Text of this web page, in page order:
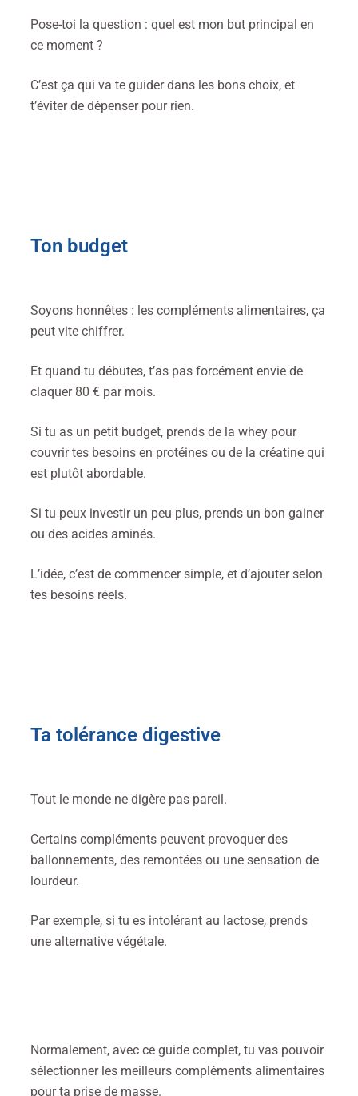
Pose-toi la question : quel est mon but principal en
ce moment ?
C’est ça qui va te guider dans les bons choix, et
t’éviter de dépenser pour rien.
Ton budget
Soyons honnêtes : les compléments alimentaires, ça
peut vite chiffrer.
Et quand tu débutes, t’as pas forcément envie de
claquer 80 € par mois.
Si tu as un petit budget, prends de la whey pour
couvrir tes besoins en protéines ou de la créatine qui
est plutôt abordable.
Si tu peux investir un peu plus, prends un bon gainer
ou des acides aminés.
L’idée, c’est de commencer simple, et d’ajouter selon
tes besoins réels.
Ta tolérance digestive
Tout le monde ne digère pas pareil.
Certains compléments peuvent provoquer des
ballonnements, des remontées ou une sensation de
lourdeur.
Par exemple, si tu es intolérant au lactose, prends
une alternative végétale.
Normalement, avec ce guide complet, tu vas pouvoir
sélectionner les meilleurs compléments alimentaires
pour ta prise de masse.